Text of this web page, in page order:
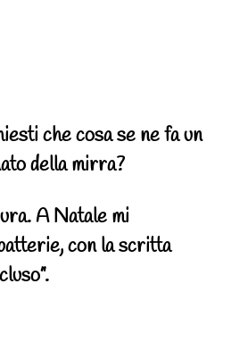
che cosa se ne fa un
della mirra?
A Natale mi
con la scritta